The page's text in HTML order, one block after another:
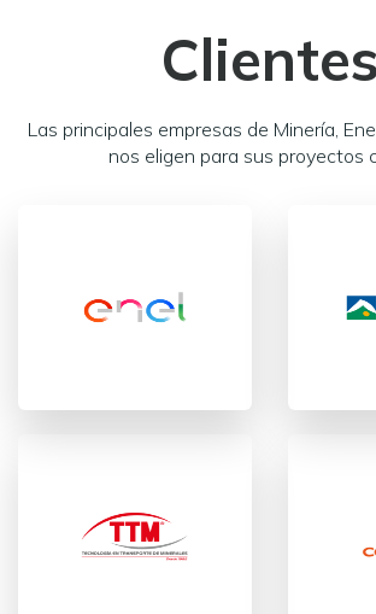
Clientes
Las principales empresas de Minería,
nos eligen para sus proyectos